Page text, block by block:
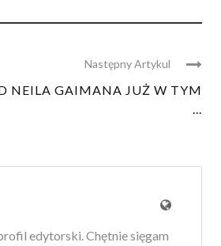
Następny Artykul
NEILA GAIMANA JUŻ W TYM
...
edytorski. Chętnie sięgam